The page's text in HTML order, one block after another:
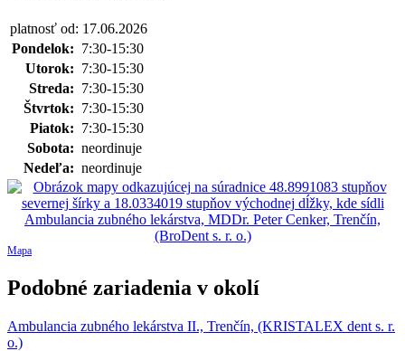
platnosť od: 17.06.2026
Pondelok: 7:30-15:30
Utorok: 7:30-15:30
Streda: 7:30-15:30
Štvrtok: 7:30-15:30
Piatok: 7:30-15:30
Sobota: neordinuje
Nedeľa: neordinuje
Mapa
Podobné zariadenia v okolí
Ambulancia zubného lekárstva II., Trenčín, (KRISTALEX dent s. r.
o.)